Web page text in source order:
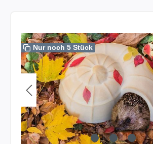
Bildergalerie überspringen
Nur noch 5 Stück